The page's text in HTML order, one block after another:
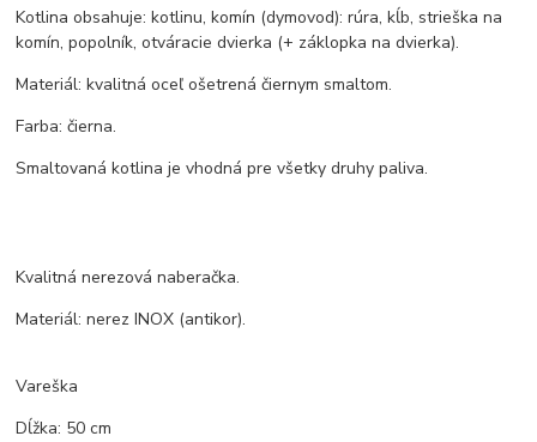
Kotlina obsahuje: kotlinu, komín (dymovod): rúra, kĺb, strieška na
komín, popolník, otváracie dvierka (+ záklopka na dvierka).
Materiál: kvalitná oceľ ošetrená čiernym smaltom.
Farba: čierna.
Smaltovaná kotlina je vhodná pre všetky druhy paliva.
Kvalitná nerezová naberačka.
Materiál: nerez INOX (antikor).
Vareška
Dĺžka: 50 cm